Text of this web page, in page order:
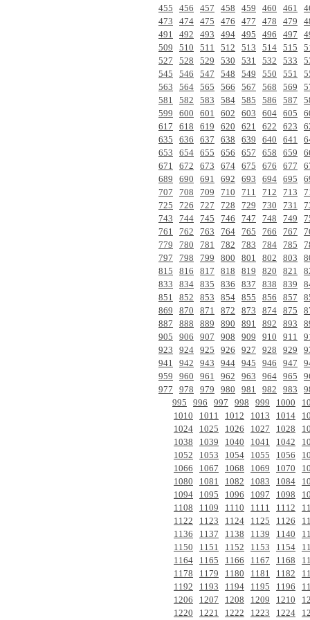
455
456 457 458 459 460 461
473
474 475 476 477 478 479
491
492 493 494 495 496 497
509
510 511 512 513 514 515
527
528 529 530 531 532 533
545
546 547 548 549 550 551
563
564 565 566 567 568 569
581
582 583 584 585 586 587
599
600 601 602 603 604 605
617
618 619 620 621 622 623
635
636 637 638 639 640 641
653
654 655 656 657 658 659
671
672 673 674 675 676 677
689
690 691 692 693 694 695
707
708 709 710 711 712 713
725
726 727 728 729 730 731
743
744 745 746 747 748 749
761
762 763 764 765 766 767
779
780 781 782 783 784 785
797
798 799 800 801 802 803
815
816 817 818 819 820 821
833
834 835 836 837 838 839
851
852 853 854 855 856 857
869
870 871 872 873 874 875
887
888 889 890 891 892 893
905
906 907 908 909 910 911
923
924 925 926 927 928 929
941
942 943 944 945 946 947
959
960 961 962 963 964 965
977
978 979 980 981 982 983
995
996 997 998 999 1000
1010
1011 1012 1013 1014
1024
1025 1026 1027 1028
1038
1039 1040 1041 1042
1052
1053 1054 1055 1056
1066
1067 1068 1069 1070
1080
1081 1082 1083 1084
1094
1095 1096 1097 1098
1108
1109 1110 1111 1112
1122
1123 1124 1125 1126
1136
1137 1138 1139 1140
1150
1151 1152 1153 1154
1164
1165 1166 1167 1168
1178
1179 1180 1181 1182
1192
1193 1194 1195 1196
1206
1207 1208 1209 1210
1220
1221 1222 1223 1224